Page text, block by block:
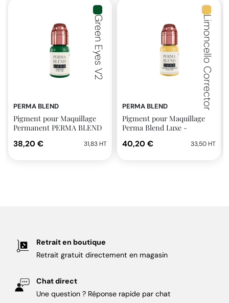
Green Eyes V2
PERMA BLEND
Pigment pour Maquillage
Permanent PERMA BLEND
38,20 € 31,83 HT
Limoncello Corrector
PERMA BLEND
Pigment pour Maquillage
Perma Blend Luxe -
40,20 € 33,50 HT
Retrait en boutique
Retrait gratuit directement en magasin
Chat direct
Une question ? Réponse rapide par chat